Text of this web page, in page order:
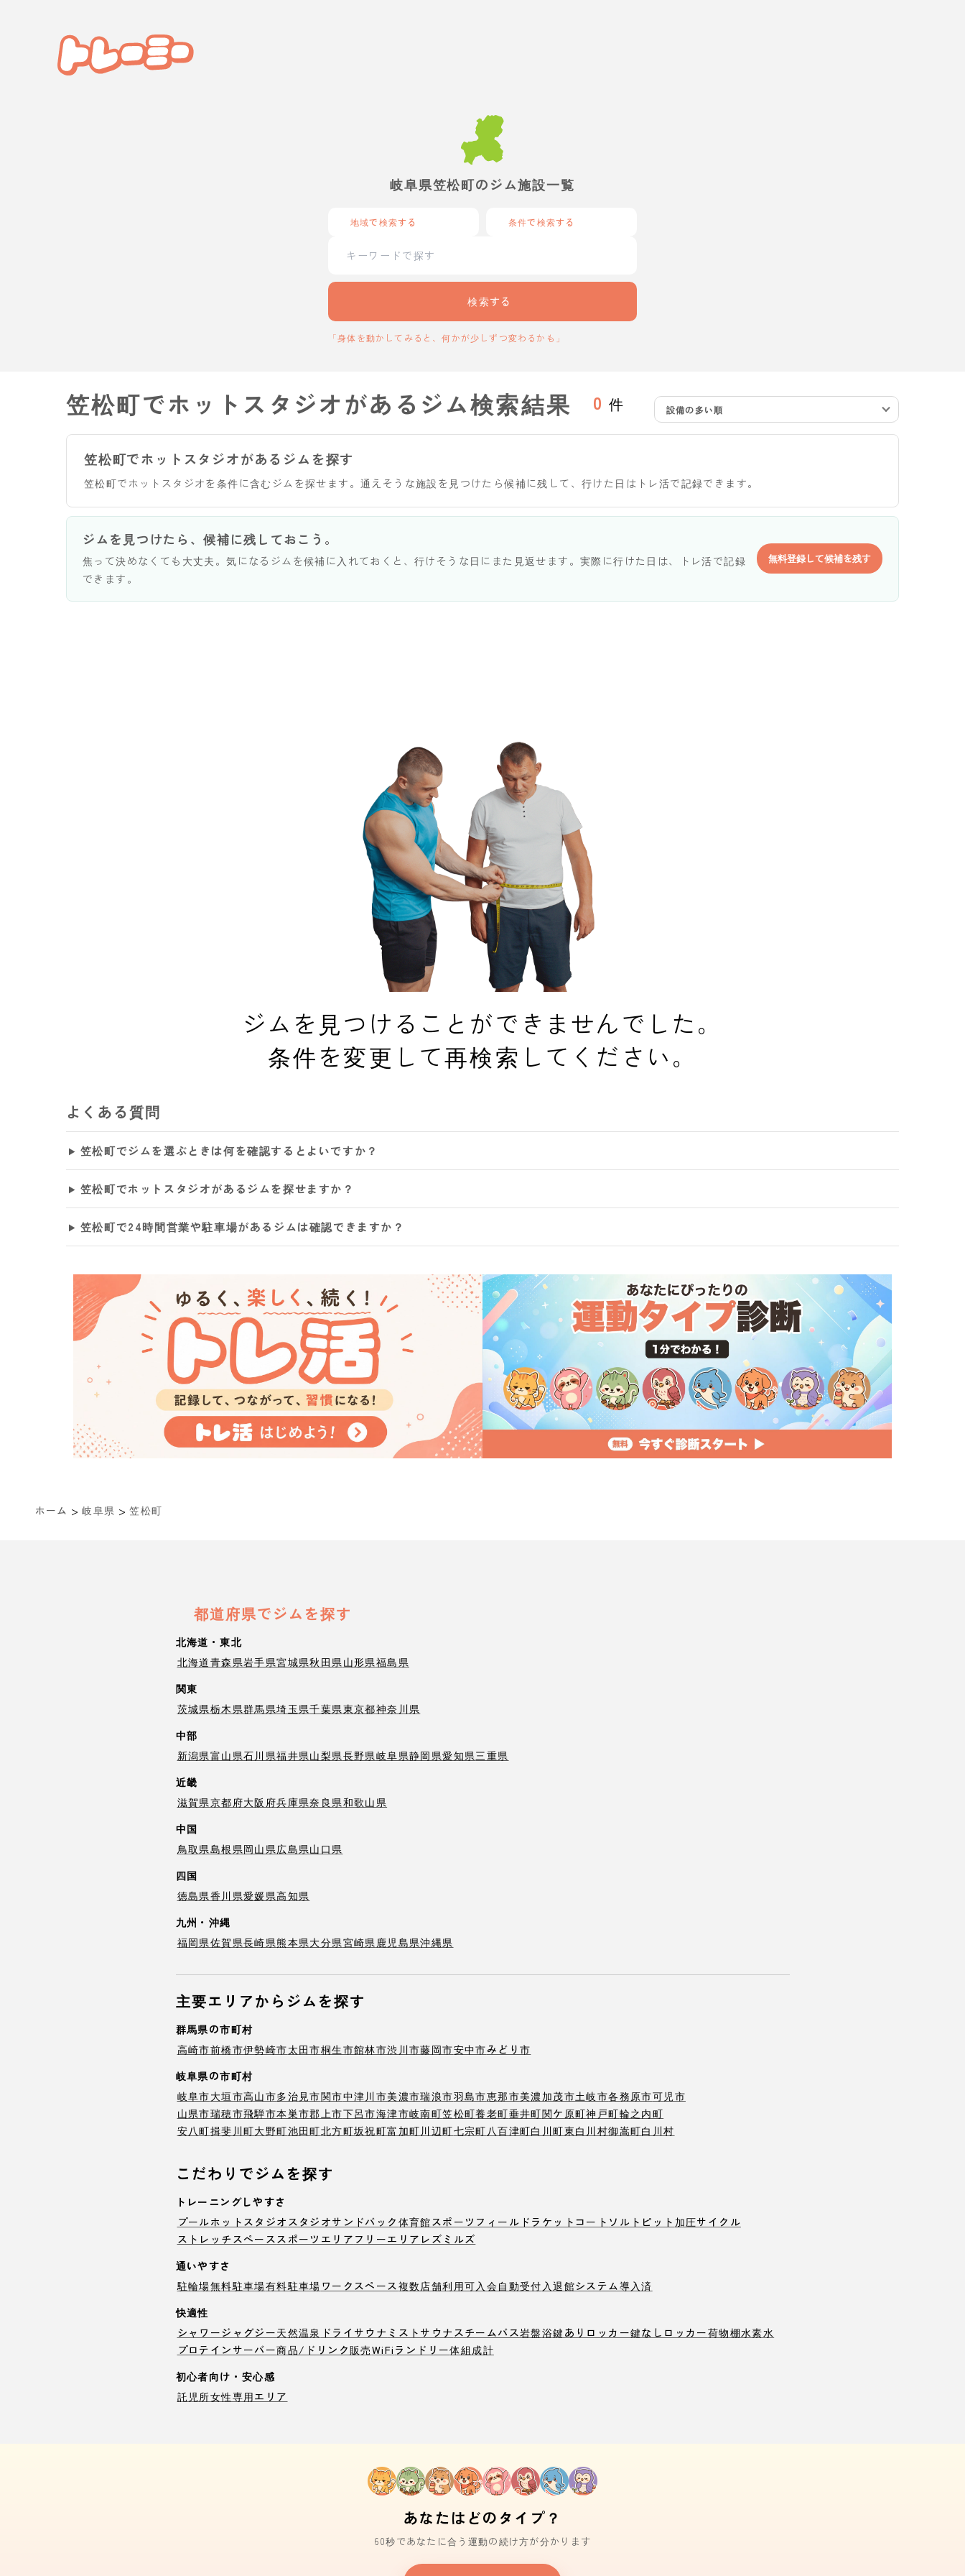
岐阜県笠松町のジム施設一覧
地域で検索する 条件で検索する
検索する
「身体を動かしてみると、何かが少しずつ変わるかも」
笠松町でホットスタジオがあるジム検索結果 0 件 設備の多い順
笠松町でホットスタジオがあるジムを探す
笠松町でホットスタジオを条件に含むジムを探せます。通えそうな施設を見つけたら候補に残して、行けた日はトレ活で記録できます。
ジムを見つけたら、候補に残しておこう。
焦って決めなくても大丈夫。気になるジムを候補に入れておくと、行けそうな日にまた見返せます。実際に行けた日は、トレ活で記録
できます。
無料登録して候補を残す
ジムを見つけることができませんでした。
条件を変更して再検索してください。
よくある質問
笠松町でジムを選ぶときは何を確認するとよいですか？
笠松町でホットスタジオがあるジムを探せますか？
笠松町で24時間営業や駐車場があるジムは確認できますか？
ホーム > 岐阜県 > 笠松町
都道府県でジムを探す
北海道・東北
北海道青森県岩手県宮城県秋田県山形県福島県
関東
茨城県栃木県群馬県埼玉県千葉県東京都神奈川県
中部
新潟県富山県石川県福井県山梨県長野県岐阜県静岡県愛知県三重県
近畿
滋賀県京都府大阪府兵庫県奈良県和歌山県
中国
鳥取県島根県岡山県広島県山口県
四国
徳島県香川県愛媛県高知県
九州・沖縄
福岡県佐賀県長崎県熊本県大分県宮崎県鹿児島県沖縄県
主要エリアからジムを探す
群馬県の市町村
高崎市前橋市伊勢崎市太田市桐生市館林市渋川市藤岡市安中市みどり市
岐阜県の市町村
岐阜市大垣市高山市多治見市関市中津川市美濃市瑞浪市羽島市恵那市美濃加茂市土岐市各務原市可児市
山県市瑞穂市飛騨市本巣市郡上市下呂市海津市岐南町笠松町養老町垂井町関ケ原町神戸町輪之内町
安八町揖斐川町大野町池田町北方町坂祝町富加町川辺町七宗町 八百津町白川町東白川村御嵩町白川村
こだわりでジムを探す
トレーニングしやすさ
プールホットスタジオ スタジオサンドバック 体育館スポーツフィールド ラケットコート ソルトピット 加圧サイクル
ストレッチスペーススポーツエリア フリーエリア レズミルズ
通いやすさ
駐輪場無料駐車場有料駐車場 ワークスペース複数店舗利用可入会自動受付 入退館システム導入済
快適性
シャワージャグジー天然温泉 ドライサウナ ミストサウナ スチームバス岩盤浴鍵ありロッカー鍵なしロッカー荷物棚水素水
プロテインサーバー商品/ドリンク販売WiFi ランドリー体組成計
初心者向け・安心感
託児所女性専用エリア
あなたはどのタイプ？
60秒であなたに合う運動の続け方が分かります